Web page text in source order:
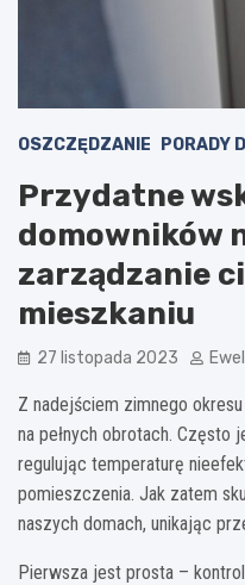
OSZCZĘDZANIE PORADY
Przydatne
domowników
zarządzanie
mieszkaniu
27 listopada 2023
Z nadejściem zimnego
na pełnych obrotach. Często
regulując temperaturę
pomieszczenia. Jak zatem
naszych domach, unikając
Pierwsza jest prosta –